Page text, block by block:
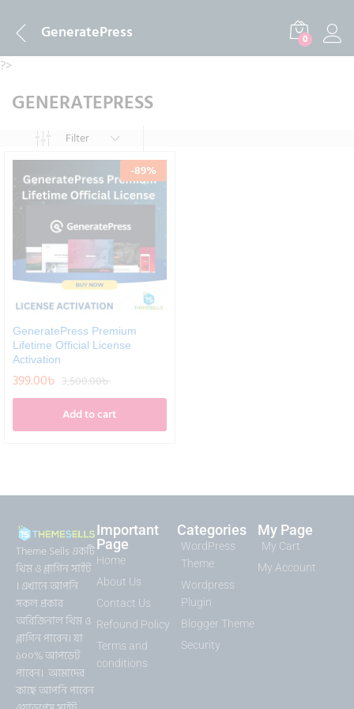
GeneratePress 0
?>
GENERATEPRESS
Filter
-89%
GeneratePress Premium
Lifetime Official License
Activation
399.00৳ 3,500.00৳
Add to cart
Theme Sells একটি
থিম ও প্লাগিন সাইট
। এখানে আপনি
সকল প্রকার
অরিজিনাল থিম ও
প্লাগিন পাবেন। যা
১০০% আপডেট
পাবেন। আমাদের
কাছে আপনি পাবেন
Important
Page
Home
About Us
Contact Us
Refound Policy
Terms and
conditions
Categories
WordPress
Theme
Wordpress
Plugin
Blogger Theme
Security
My Page
My Cart
My Account